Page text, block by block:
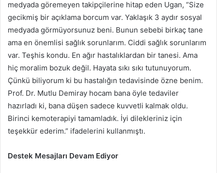
medyada göremeyen takipçilerine hitap eden Ugan, “Size
gecikmiş bir açıklama borcum var. Yaklaşık 3 aydır sosyal
medyada görmüyorsunuz beni. Bunun sebebi birkaç tane
ama en önemlisi sağlık sorunlarım. Ciddi sağlık sorunlarım
var. Teşhis kondu. En ağır hastalıklardan bir tanesi. Ama
hiç moralim bozuk değil. Hayata sıkı sıkı tutunuyorum.
Çünkü biliyorum ki bu hastalığın tedavisinde özne benim.
Prof. Dr. Mutlu Demiray hocam bana öyle tedaviler
hazırladı ki, bana düşen sadece kuvvetli kalmak oldu.
Birinci kemoterapiyi tamamladık. İyi dilekleriniz için
teşekkür ederim.” ifadelerini kullanmıştı.
Destek Mesajları Devam Ediyor